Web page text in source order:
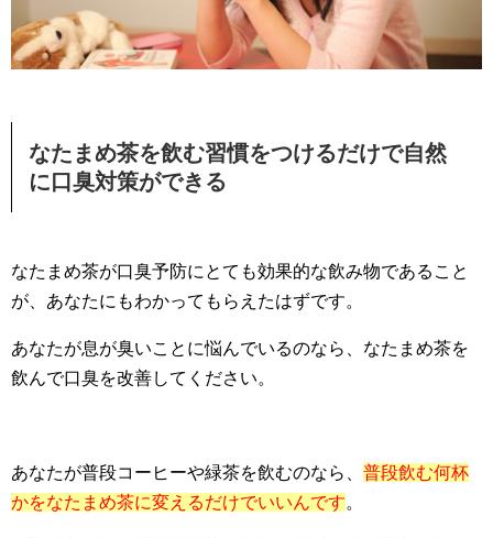
なたまめ茶を飲む習慣をつけるだけで自然
に口臭対策ができる
なたまめ茶が口臭予防にとても効果的な飲み物であること
が、あなたにもわかってもらえたはずです。
あなたが息が臭いことに悩んでいるのなら、なたまめ茶を
飲んで口臭を改善してください。
あなたが普段コーヒーや緑茶を飲むのなら、 普段飲む何杯
かをなたまめ茶に変えるだけでいいんです。